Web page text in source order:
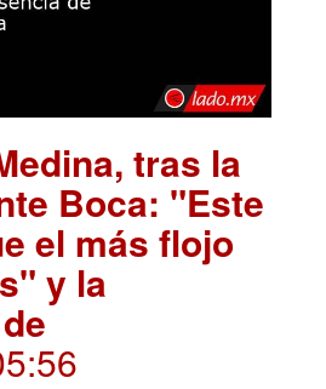
tras la
Boca: "Este
el más flojo
y la